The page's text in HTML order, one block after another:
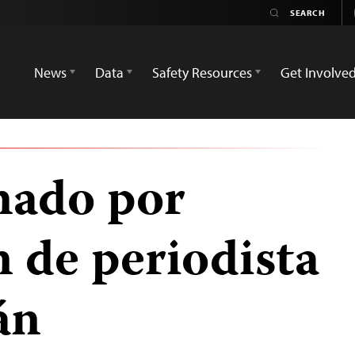
News
Data Safety Resources Get Involved
por
de periodista